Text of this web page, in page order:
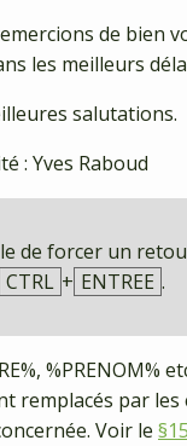
de bien
les meilleurs
salutations.
: Yves Raboud
de forcer un
CTRL + ENTREE .
%PRENOM%
remplacés par les
Voir le